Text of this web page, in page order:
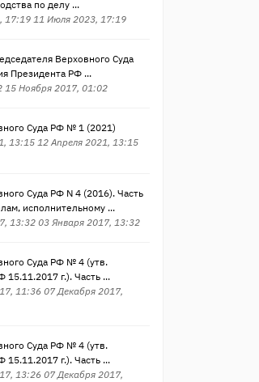
по делу ...
17:19 11 Июля 2023, 17:19
Верховного Суда
Президента РФ ...
15 Ноября 2017, 01:02
Суда РФ № 1 (2021)
13:15 12 Апреля 2021, 13:15
Суда РФ N 4 (2016). Часть
исполнительному ...
13:32 03 Января 2017, 13:32
Суда РФ № 4 (утв.
г.). Часть ...
11:36 07 Декабря 2017,
Суда РФ № 4 (утв.
г.). Часть ...
13:26 07 Декабря 2017,